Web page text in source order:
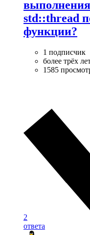
std::thread
функции?
1 подписчик
более трёх
1585
2
ответа